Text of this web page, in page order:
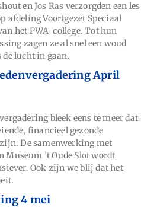
en Jos Ras verzorgden een les
afdeling Voortgezet Speciaal
het PWA-college. Tot hun
zagen ze al snel een woud
lucht in gaan.
April
bleek eens te meer dat
financieel gezonde
De samenwerking met
Museum ’t Oude Slot wordt
Ook zijn we blij dat het
4 mei